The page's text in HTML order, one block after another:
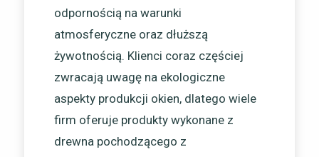
odpornością na warunki
atmosferyczne oraz dłuższą
żywotnością. Klienci coraz częściej
zwracają uwagę na ekologiczne
aspekty produkcji okien, dlatego wiele
firm oferuje produkty wykonane z
drewna pochodzącego z